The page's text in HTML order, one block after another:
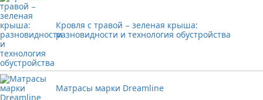
Кровля с травой − зеленая крыша:
разновидности и технология обустройства
Матрасы марки Dreamline